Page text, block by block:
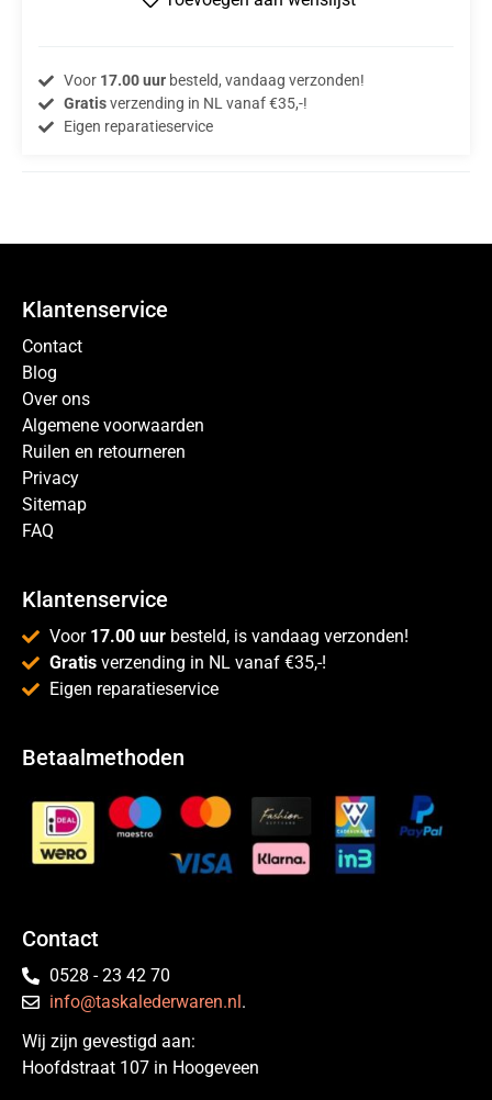
Voor 17.00 uurbesteld, vandaag verzonden!
Gratisverzending in NL vanaf €35,-!
Eigen reparatieservice
Klantenservice
Contact
Blog
Over ons
Algemene voorwaarden
Ruilen en retourneren
Privacy
Sitemap
FAQ
Klantenservice
Voor 17.00 uur besteld, is vandaag verzonden!
Gratis verzending in NL vanaf €35,-!
Eigen reparatieservice
Betaalmethoden
Contact
0528 - 23 42 70
info@taskalederwaren.nl .
Wij zijn gevestigd aan:
Hoofdstraat 107 in Hoogeveen